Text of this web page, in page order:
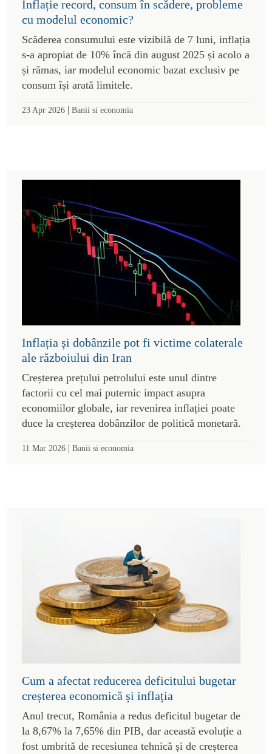
Inflație record, consum în scădere, probleme
cu modelul economic?
Scăderea consumului este vizibilă de 7 luni, inflația
s-a apropiat de 10% încă din august 2025 și acolo a
și rămas, iar modelul economic bazat exclusiv pe
consum își arată limitele.
23 Apr 2026 | Banii si economia
Inflația și dobânzile pot fi victime colaterale
ale războiului din Iran
Creșterea prețului petrolului este unul dintre
factorii cu cel mai puternic impact asupra
economiilor globale, iar revenirea inflației poate
duce la creșterea dobânzilor de politică monetară.
11 Mar 2026 | Banii si economia
Cum a afectat reducerea deficitului bugetar
creșterea economică și inflația
Anul trecut, România a redus deficitul bugetar de
la 8,67% la 7,65% din PIB, dar această evoluție a
fost umbrită de recesiunea tehnică și de creșterea